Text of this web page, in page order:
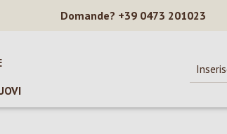
Domande? +39 0473 201023